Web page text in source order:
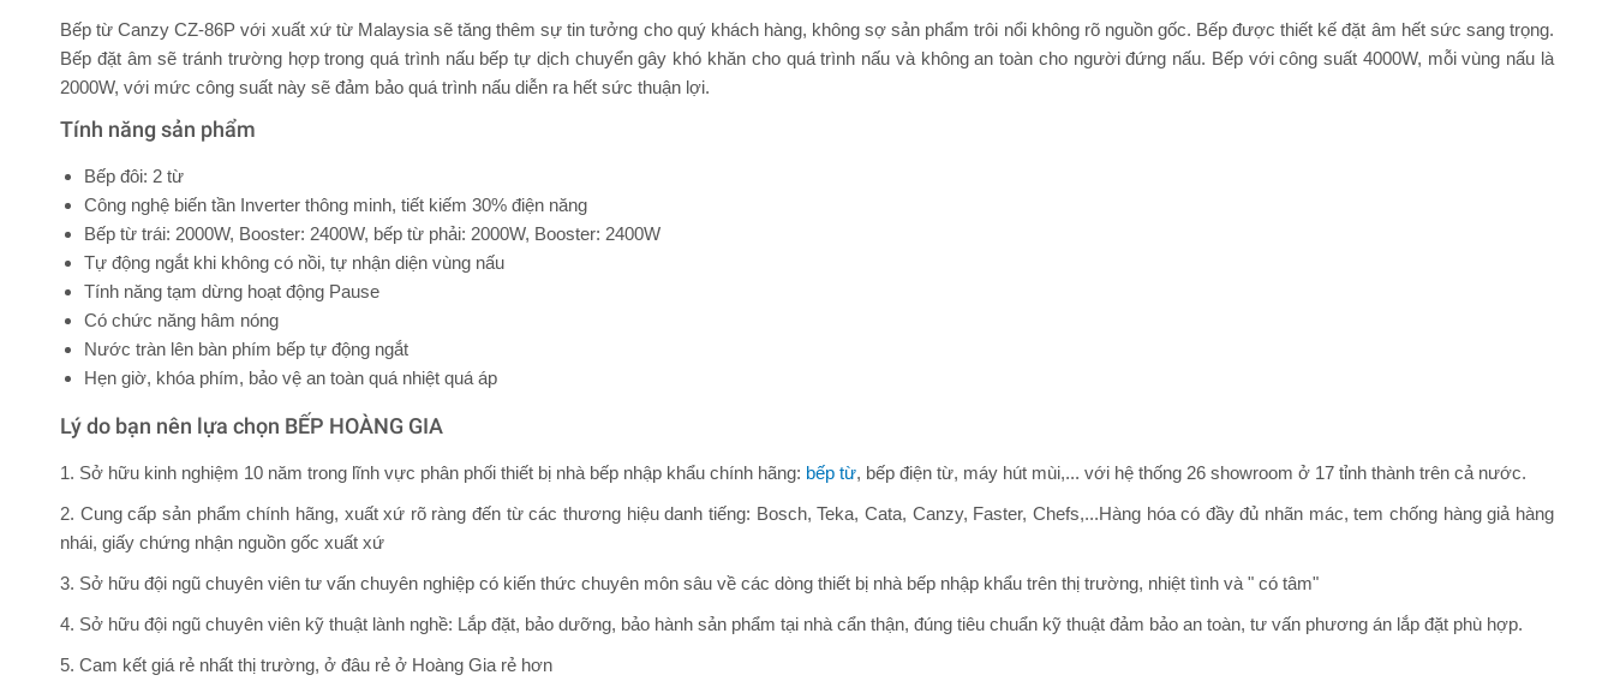
Bếp từ Canzy CZ-86P với xuất xứ từ Malaysia sẽ tăng thêm sự tin tưởng cho quý khách hàng, không sợ sản phẩm trôi nổi không rõ nguồn gốc. Bếp được thiết kế đặt âm hết sức sang trọng.
Bếp đặt âm sẽ tránh trường hợp trong quá trình nấu bếp tự dịch chuyển gây khó khăn cho quá trình nấu và không an toàn cho người đứng nấu. Bếp với công suất 4000W, mỗi vùng nấu là
2000W, với mức công suất này sẽ đảm bảo quá trình nấu diễn ra hết sức thuận lợi.
Tính năng sản phẩm
Bếp đôi: 2 từ
Công nghệ biến tần Inverter thông minh, tiết kiếm 30% điện năng
Bếp từ trái: 2000W, Booster: 2400W, bếp từ phải: 2000W, Booster: 2400W
Tự động ngắt khi không có nồi, tự nhận diện vùng nấu
Tính năng tạm dừng hoạt động Pause
Có chức năng hâm nóng
Nước tràn lên bàn phím bếp tự động ngắt
Hẹn giờ, khóa phím, bảo vệ an toàn quá nhiệt quá áp
Lý do bạn nên lựa chọn BẾP HOÀNG GIA
1. Sở hữu kinh nghiệm 10 năm trong lĩnh vực phân phối thiết bị nhà bếp nhập khẩu chính hãng: bếp từ, bếp điện từ, máy hút mùi,... với hệ thống 26 showroom ở 17 tỉnh thành trên cả nước.
2. Cung cấp sản phẩm chính hãng, xuất xứ rõ ràng đến từ các thương hiệu danh tiếng: Bosch, Teka, Cata, Canzy, Faster, Chefs,...Hàng hóa có đầy đủ nhãn mác, tem chống hàng giả hàng
nhái, giấy chứng nhận nguồn gốc xuất xứ
3. Sở hữu đội ngũ chuyên viên tư vấn chuyên nghiệp có kiến thức chuyên môn sâu về các dòng thiết bị nhà bếp nhập khẩu trên thị trường, nhiệt tình và " có tâm"
4. Sở hữu đội ngũ chuyên viên kỹ thuật lành nghề: Lắp đặt, bảo dưỡng, bảo hành sản phẩm tại nhà cẩn thận, đúng tiêu chuẩn kỹ thuật đảm bảo an toàn, tư vấn phương án lắp đặt phù hợp.
5. Cam kết giá rẻ nhất thị trường, ở đâu rẻ ở Hoàng Gia rẻ hơn